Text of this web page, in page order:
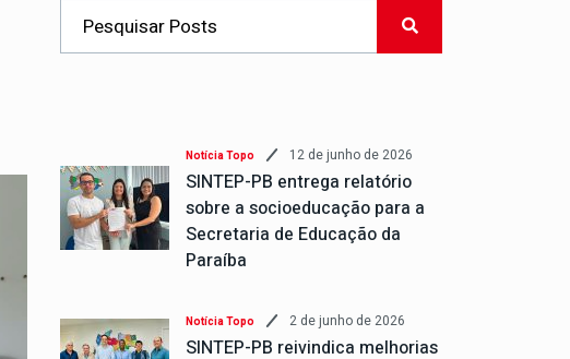
Notícia Topo 12 de junho de 2026
SINTEP-PB entrega relatório
sobre a socioeducação para a
Secretaria de Educação da
Paraíba
Notícia Topo 2 de junho de 2026
SINTEP-PB reivindica melhorias